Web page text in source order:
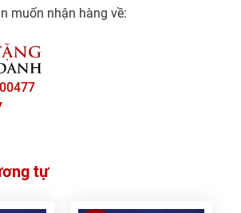
muốn nhận hàng về:
tự